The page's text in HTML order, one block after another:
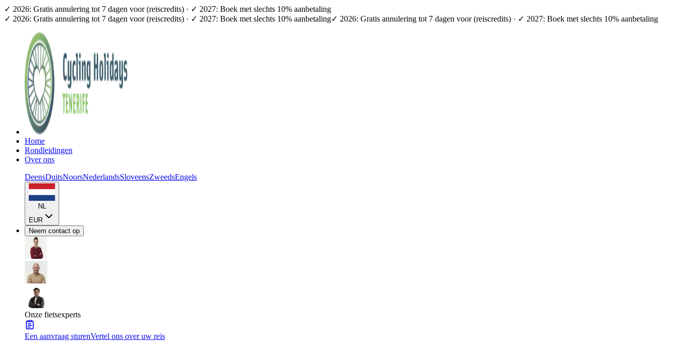
✓ 2026: Gratis annulering tot 7 dagen voor (reiscredits) · ✓ 2027: Boek met slechts 10% aanbetaling
✓ 2026: Gratis annulering tot 7 dagen voor (reiscredits) · ✓ 2027: Boek met slechts 10% aanbetaling✓ 2026: Gratis annulering tot 7 dagen voor (reiscredits) · ✓ 2027: Boek met slechts 10% aanbetaling
Home
Rondleidingen
Over ons
DeensDuitsNoorsNederlandsSloveensZweedsEngels
NL
EUR
Neem contact op
Onze fietsexperts
Een aanvraag sturenVertel ons over uw reis